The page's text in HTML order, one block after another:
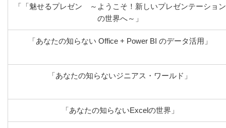
「「魅せるプレゼン ～ようこそ！新しいプレゼンテーション
の世界へ～」
「あなたの知らない Office + Power BI のデータ活用」
「あなたの知らないジニアス・ワールド」
「あなたの知らないExcelの世界」